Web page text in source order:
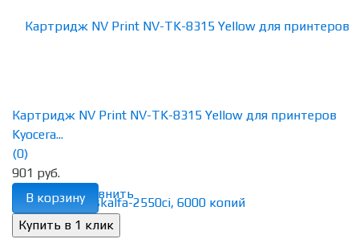
избранное сравнить
Картридж NV Print NV-TK-8315 Yellow для принтеров
Kyocera...
(0)
901 руб.
В корзину